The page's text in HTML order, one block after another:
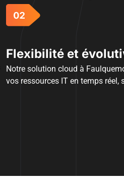
Flexibilité et
Notre solution cloud à
vos ressources IT en temps réel,